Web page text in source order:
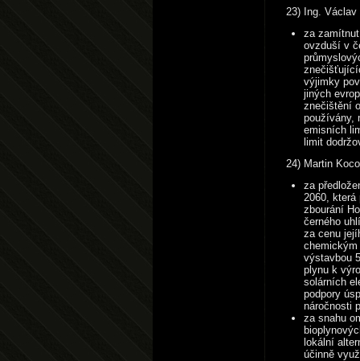
23) Ing.
za
ovzduší v
výjimky
jiných
znečištění
používány,
emisních
limit
24) Martin
za
2060, která
zbourání
černého
za cenu
chemickým
výstavbou
plynu k
solárních
podpory
náročnosti
za snahu
lokální
účinně